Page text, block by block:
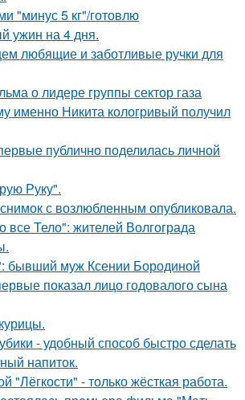
"минус 5 кг"/готовлю
ужин на 4 дня.
любящие и заботливые ручки для
о лидере группы сектор газа
именно Никита кологривый получил
публично поделилась личной
Руку".
с возлюбленным опубликовала.
все Тело": жителей Волгограда
бывший муж Ксении Бородиной
показал лицо годовалого сына
- удобный способ быстро сделать
напиток.
"Лёгкости" - только жёсткая работа.